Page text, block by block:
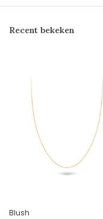
Recent bekeken
Blush